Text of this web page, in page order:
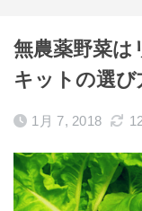
無農薬野菜は
キットの選
1月 7, 2018